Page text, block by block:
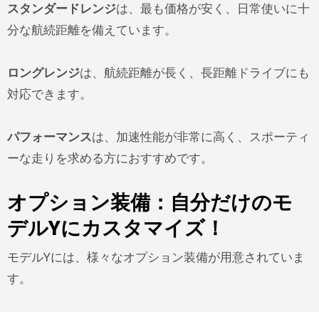
スタンダードレンジは、最も価格が安く、日常使いに十
分な航続距離を備えています。
ロングレンジは、航続距離が長く、長距離ドライブにも
対応できます。
パフォーマンスは、加速性能が非常に高く、スポーティ
ーな走りを求める方におすすめです。
オプション装備：自分だけのモ
デルYにカスタマイズ！
モデルYには、様々なオプション装備が用意されていま
す。